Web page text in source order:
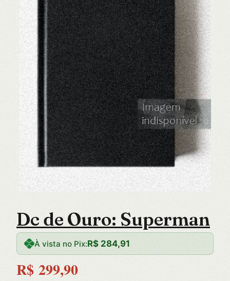
Dc de Ouro: Superman
À vista no Pix:R$ 284,91
R$ 299,90